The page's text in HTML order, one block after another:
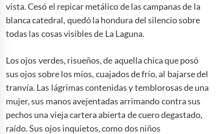
vista. Cesó el repicar metálico de las campanas de la
blanca catedral, quedó la hondura del silencio sobre
todas las cosas visibles de La Laguna.
Los ojos verdes, risueños, de aquella chica que posó
sus ojos sobre los míos, cuajados de frío, al bajarse del
tranvía. Las lágrimas contenidas y temblorosas de una
mujer, sus manos avejentadas arrimando contra sus
pechos una vieja cartera abierta de cuero degastado,
raído. Sus ojos inquietos, como dos niños